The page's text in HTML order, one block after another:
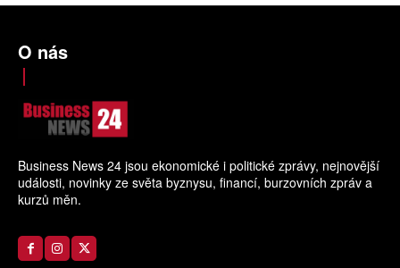
O nás
Business News 24 jsou ekonomické i politické zprávy, nejnovější
události, novinky ze světa byznysu, financí, burzovních zpráv a
kurzů měn.